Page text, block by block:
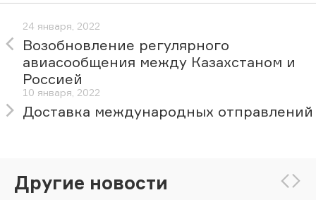
24 января, 2022
Возобновление регулярного
авиасообщения между Казахстаном и
Россией
10 января, 2022
Доставка международных отправлений
Другие новости